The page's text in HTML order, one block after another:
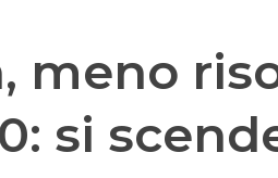
meno
si